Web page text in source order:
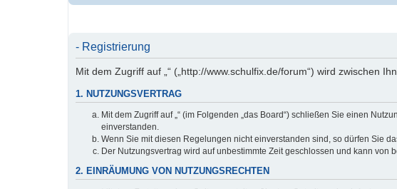
- Registrierung
Mit dem Zugriff auf „“ („http://www.schulfix.de/forum“) wird zwischen
1. NUTZUNGSVERTRAG
Mit dem Zugriff auf „“ (im Folgenden „das Board“) schließen Sie einen
einverstanden.
Wenn Sie mit diesen Regelungen nicht einverstanden sind, so dürfen Sie
Der Nutzungsvertrag wird auf unbestimmte Zeit geschlossen und kann
2. EINRÄUMUNG VON NUTZUNGSRECHTEN